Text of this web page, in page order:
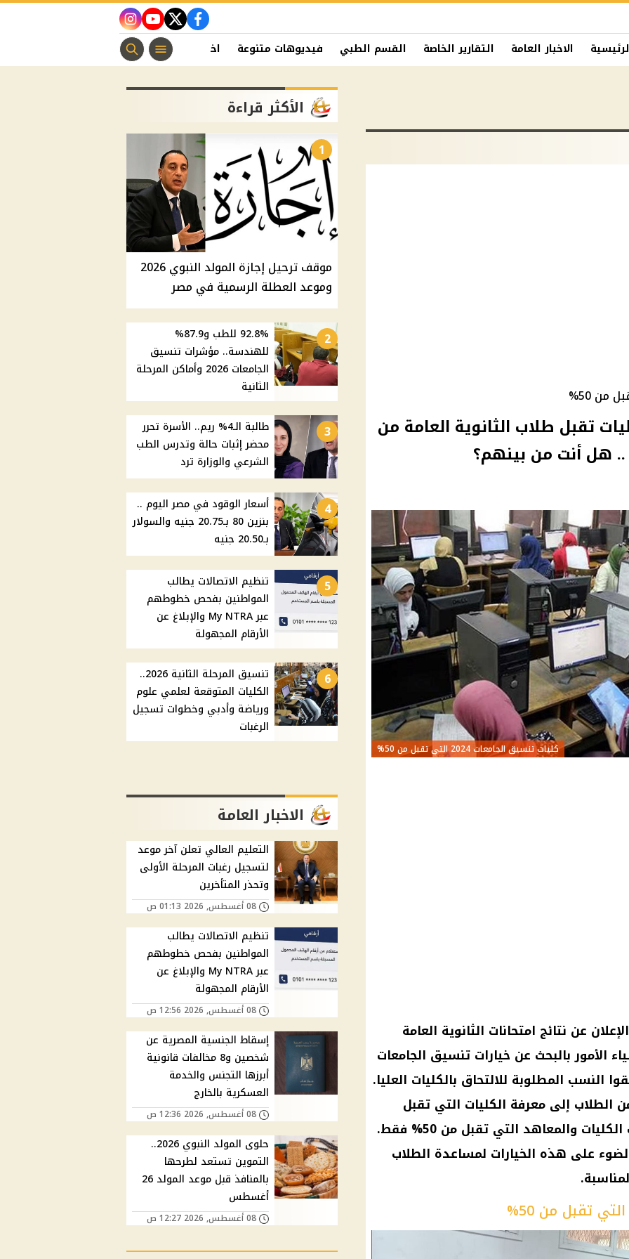
facebook
twitter
youtube
instagram
الاخبار العامة التقارير الخاصة القسم الطبي فيديوهات متنوعة اخبار الفن منوعات مسيحية
الجامعات 2024: كليات تقبل طلاب الثانوية العامة من
كليات تنسيق الجامعات 2024 التي تقبل من 50%
مع بدء الإعلان عن نتائج امتحانات الثانوية العامة
الأمور بالبحث عن خيارات تنسيق الجامعات
النسب المطلوبة للالتحاق بالكليات العليا.
الطلاب إلى معرفة الكليات التي تقبل
نسب قبول منخفضة، بما في ذلك الكليات والمعاهد التي تقبل من 50% فقط.
على هذه الخيارات لمساعدة الطلاب
الأكثر قراءة
1
موقف ترحيل إجازة المولد النبوي 2026
وموعد العطلة الرسمية في مصر
2
92.8% للطب و87.9%
للهندسة.. مؤشرات تنسيق
الجامعات 2026 وأماكن المرحلة
الثانية
3
طالبة الـ4% ريم.. الأسرة تحرر
محضر إثبات حالة وتدرس الطب
الشرعي والوزارة ترد
4
أسعار الوقود في مصر اليوم ..
بنزين 80 بـ20.75 جنيه والسولار
بـ20.50 جنيه
5
تنظيم الاتصالات يطالب
المواطنين بفحص خطوطهم
عبر My NTRA والإبلاغ عن
الأرقام المجهولة
6
تنسيق المرحلة الثانية 2026..
الكليات المتوقعة لعلمي علوم
ورياضة وأدبي وخطوات تسجيل
الرغبات
الاخبار العامة
التعليم العالي تعلن آخر موعد
لتسجيل رغبات المرحلة الأولى
وتحذر المتأخرين
08 أغسطس, 2026 01:13 ص
تنظيم الاتصالات يطالب
المواطنين بفحص خطوطهم
عبر My NTRA والإبلاغ عن
الأرقام المجهولة
08 أغسطس, 2026 12:56 ص
إسقاط الجنسية المصرية عن
شخصين و8 مخالفات قانونية
أبرزها التجنس والخدمة
العسكرية بالخارج
08 أغسطس, 2026 12:36 ص
حلوى المولد النبوي 2026..
التموين تستعد لطرحها
بالمنافذ قبل موعد المولد 26
أغسطس
08 أغسطس, 2026 12:27 ص